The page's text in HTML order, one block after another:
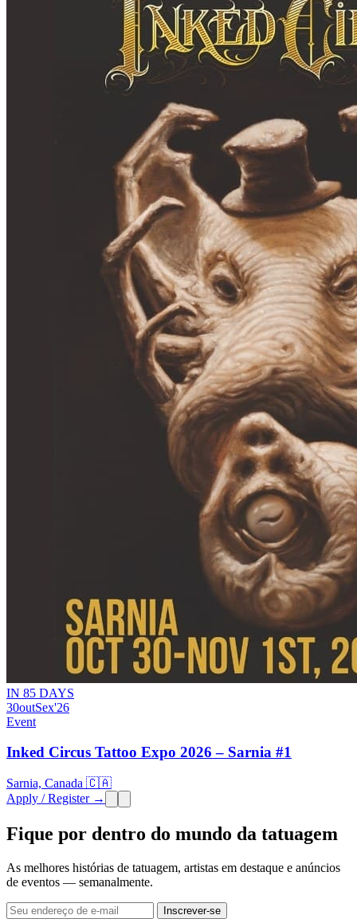
IN 85 DAYS
30outSex'26
Event
Inked Circus Tattoo Expo 2026 – Sarnia #1
Sarnia, Canada 🇨🇦
Apply / Register →
Fique por dentro do mundo da tatuagem
As melhores histórias de tatuagem, artistas em destaque e anúncios
de eventos — semanalmente.
Inscrever-se